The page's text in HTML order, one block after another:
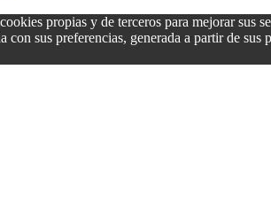
propias y de terceros para mejorar sus
con sus preferencias, generada a partir de